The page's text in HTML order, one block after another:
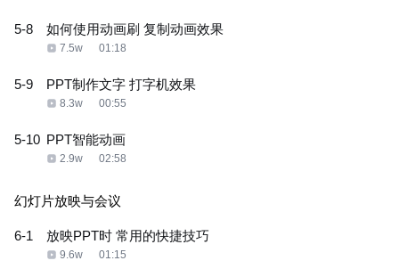
5-8 如何使用动画刷 复制动画效果
7.5w 01:18
5-9 PPT制作文字 打字机效果
8.3w 00:55
5-10 PPT智能动画
2.9w 02:58
幻灯片放映与会议
6-1 放映PPT时 常用的快捷技巧
9.6w 01:15